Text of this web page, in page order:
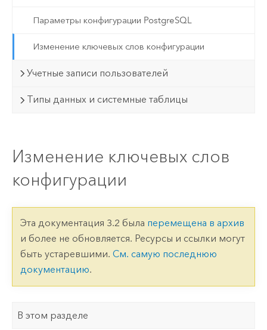
Параметры конфигурации PostgreSQL
Изменение ключевых слов конфигурации
Учетные записи пользователей
Типы данных и системные таблицы
Изменение ключевых слов
конфигурации
Эта документация 3.2 была перемещена в архив
и более не обновляется. Ресурсы и ссылки могут
быть устаревшими. См. самую последнюю
документацию.
В этом разделе